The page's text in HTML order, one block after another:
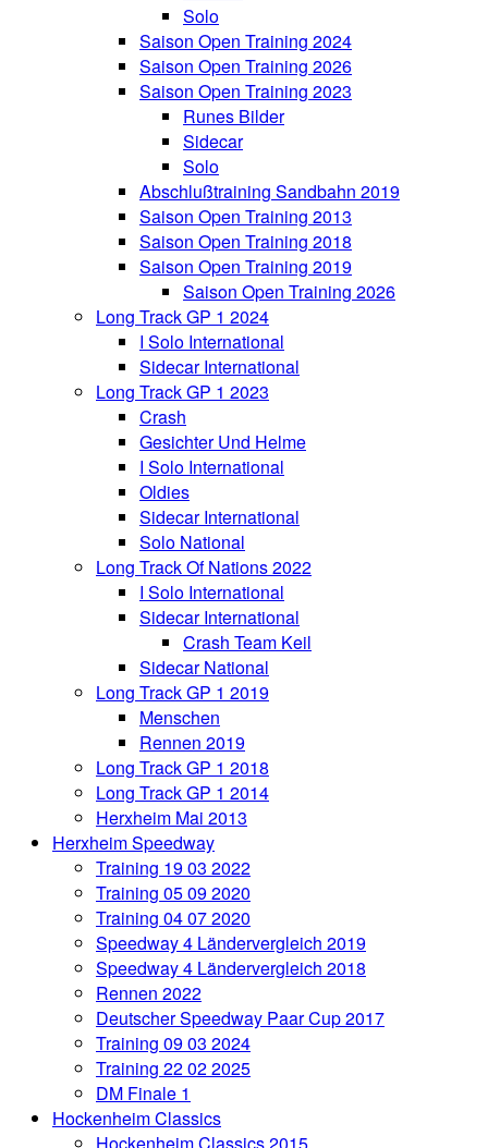
Solo
Saison Open Training 2024
Saison Open Training 2026
Saison Open Training 2023
Runes Bilder
Sidecar
Solo
Abschlußtraining Sandbahn 2019
Saison Open Training 2013
Saison Open Training 2018
Saison Open Training 2019
Saison Open Training 2026
Long Track GP 1 2024
I Solo International
Sidecar International
Long Track GP 1 2023
Crash
Gesichter Und Helme
I Solo International
Oldies
Sidecar International
Solo National
Long Track Of Nations 2022
I Solo International
Sidecar International
Crash Team Keil
Sidecar National
Long Track GP 1 2019
Menschen
Rennen 2019
Long Track GP 1 2018
Long Track GP 1 2014
Herxheim Mai 2013
Herxheim Speedway
Training 19 03 2022
Training 05 09 2020
Training 04 07 2020
Speedway 4 Ländervergleich 2019
Speedway 4 Ländervergleich 2018
Rennen 2022
Deutscher Speedway Paar Cup 2017
Training 09 03 2024
Training 22 02 2025
DM Finale 1
Hockenheim Classics